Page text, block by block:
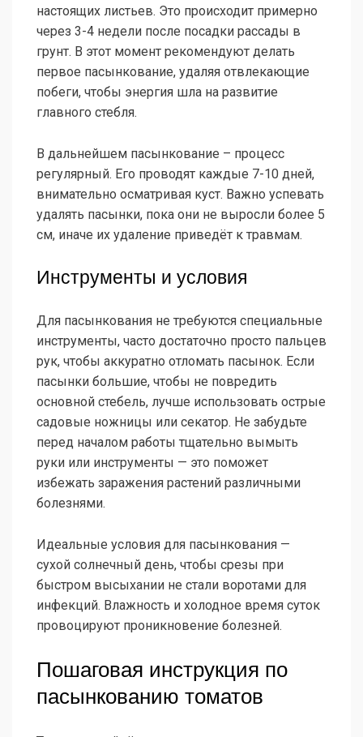
настоящих листьев. Это происходит примерно
через 3-4 недели после посадки рассады в
грунт. В этот момент рекомендуют делать
первое пасынкование, удаляя отвлекающие
побеги, чтобы энергия шла на развитие
главного стебля.
В дальнейшем пасынкование – процесс
регулярный. Его проводят каждые 7-10 дней,
внимательно осматривая куст. Важно успевать
удалять пасынки, пока они не выросли более 5
см, иначе их удаление приведёт к травмам.
Инструменты и условия
Для пасынкования не требуются специальные
инструменты, часто достаточно просто пальцев
рук, чтобы аккуратно отломать пасынок. Если
пасынки большие, чтобы не повредить
основной стебель, лучше использовать острые
садовые ножницы или секатор. Не забудьте
перед началом работы тщательно вымыть
руки или инструменты — это поможет
избежать заражения растений различными
болезнями.
Идеальные условия для пасынкования —
сухой солнечный день, чтобы срезы при
быстром высыхании не стали воротами для
инфекций. Влажность и холодное время суток
провоцируют проникновение болезней.
Пошаговая инструкция по
пасынкованию томатов